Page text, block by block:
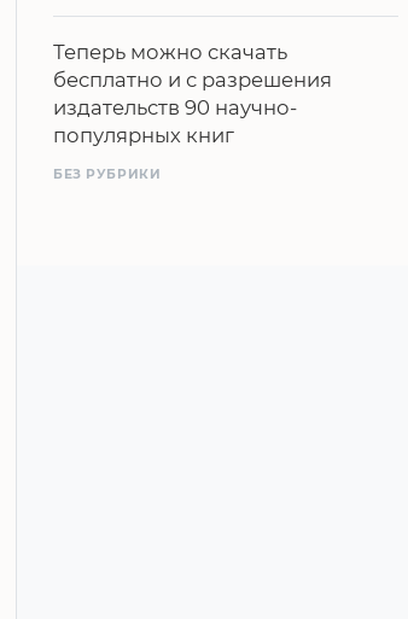
Теперь можно скачать
бесплатно и с разрешения
издательств 90 научно-
популярных книг
БЕЗ РУБРИКИ